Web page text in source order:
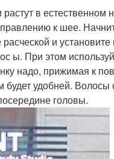
в естественном
к шее.
и
ы. При этом
надо, прижимая к
удобней. Волосы
головы.